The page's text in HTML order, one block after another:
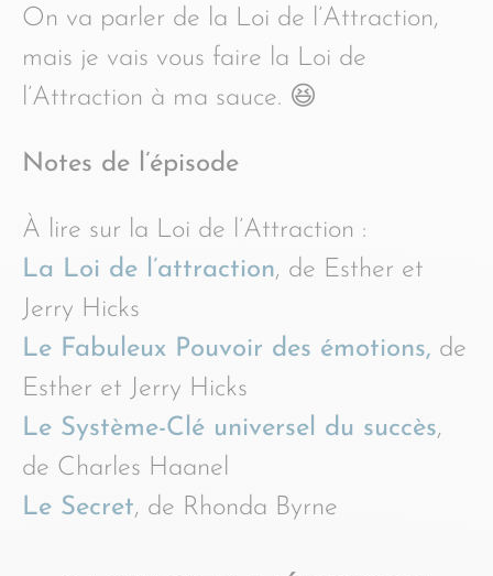
On va parler de la Loi de l’Attraction,
mais je vais vous faire la Loi de
l’Attraction à ma sauce. 😆
Notes de l’épisode
À lire sur la Loi de l’Attraction :
La Loi de l’attraction, de Esther et
Jerry Hicks
Le Fabuleux Pouvoir des émotions, de
Esther et Jerry Hicks
Le Système-Clé universel du succès,
de Charles Haanel
Le Secret, de Rhonda Byrne